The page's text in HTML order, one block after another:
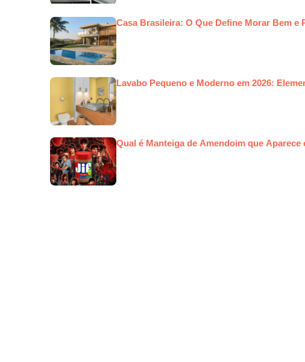
Casa Brasileira: O Que Define Morar Bem
Lavabo Pequeno e Moderno em 2026:
Qual é Manteiga de Amendoim que